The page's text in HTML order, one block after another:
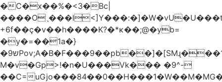
�C�x��%�<3�Bc|
+6f��ç�v��h����K?�*κ��;@�yb=
�y�=��1a�}
�ש9Pov;A�B�F���9��pb��]�[SMɻ���1v-
M�v�Gp>!�n�U���Vk��� �9^-
��C=